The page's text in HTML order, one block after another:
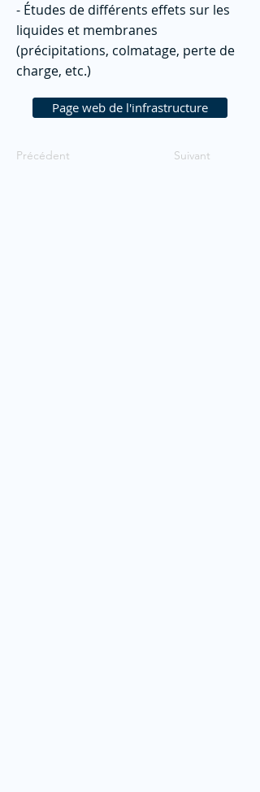
- Études de différents effets sur les
liquides et membranes
(précipitations, colmatage, perte de
charge, etc.)
Page web de l'infrastructure
Précédent Suivant